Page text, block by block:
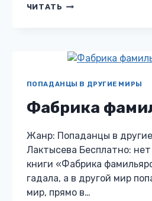
ЧИТАТЬ ТАЙНЫЙ
ПОПАДАНЦЫ В ДРУГИЕ МИРЫ
Фабрика
Жанр: Попаданцы в
Лактысева Бесплатно:
книги «Фабрика
гадала, а в другой мир
мир, прямо в…